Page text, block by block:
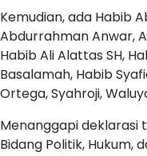
Kemudian, ada Habib
Abdurrahman Anwar,
Habib Ali Alattas SH,
Basalamah, Habib
Ortega, Syahroji,
Menanggapi deklarasi
Bidang Politik, Hukum,